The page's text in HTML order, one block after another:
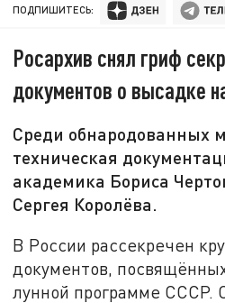
ПОДПИШИТЕСЬ:
Росархив снял гриф
документов о высадке
Среди обнародованных
техническая
академика Бориса
Сергея Королёва.
В России рассекречен
документов,
лунной программе СССР.